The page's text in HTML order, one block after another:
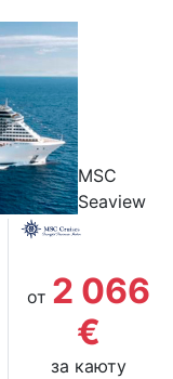
MSC
Seaview
от 2 066
€
за каюту